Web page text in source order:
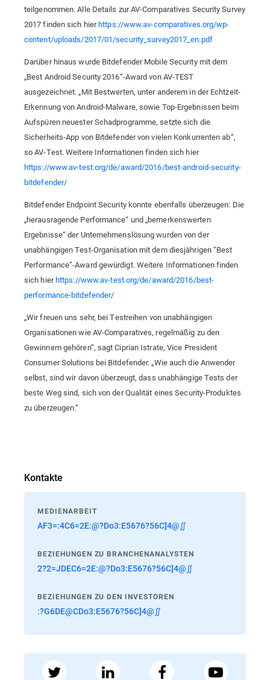
teilgenommen. Alle Details zur AV-Comparatives Security Survey
2017 finden sich hierhttps://www.av-comparatives.org/wp-
content/uploads/2017/01/security_survey2017_en.pdf
Darüber hinaus wurde Bitdefender Mobile Security mit dem
„Best Android Security 2016“-Award von AV-TEST
ausgezeichnet. „Mit Bestwerten, unter anderem in der Echtzeit-
Erkennung von Android-Malware, sowie Top-Ergebnissen beim
Aufspüren neuester Schadprogramme, setzte sich die
Sicherheits-App von Bitdefender von vielen Konkurrenten ab“,
so AV-Test. Weitere Informationen finden sich hier
https://www.av-test.org/de/award/2016/best-android-security-
bitdefender/
Bitdefender Endpoint Security konnte ebenfalls überzeugen: Die
„herausragende Performance“ und „bemerkenswerten
Ergebnisse“ der Unternehmenslösung wurden von der
unabhängigen Test-Organisation mit dem diesjährigen “Best
Performance”-Award gewürdigt. Weitere Informationen finden
sich hierhttps://www.av-test.org/de/award/2016/best-
performance-bitdefender/
„Wir freuen uns sehr, bei Testreihen von unabhängigen
Organisationen wie AV-Comparatives, regelmäßig zu den
Gewinnern gehören“, sagt Ciprian Istrate, Vice President
Consumer Solutions bei Bitdefender. „Wie auch die Anwender
selbst, sind wir davon überzeugt, dass unabhängige Tests der
beste Weg sind, sich von der Qualität eines Security-Produktes
zu überzeugen.“
Kontakte
MEDIENARBEIT
AF3=:4C6=2E:@?Do3:E5676?56C]4@∬
BEZIEHUNGEN ZU BRANCHENANALYSTEN
2?2=JDEC6=2E:@?Do3:E5676?56C]4@∬
BEZIEHUNGEN ZU DEN INVESTOREN
:?G6DE@CDo3:E5676?56C]4@∬